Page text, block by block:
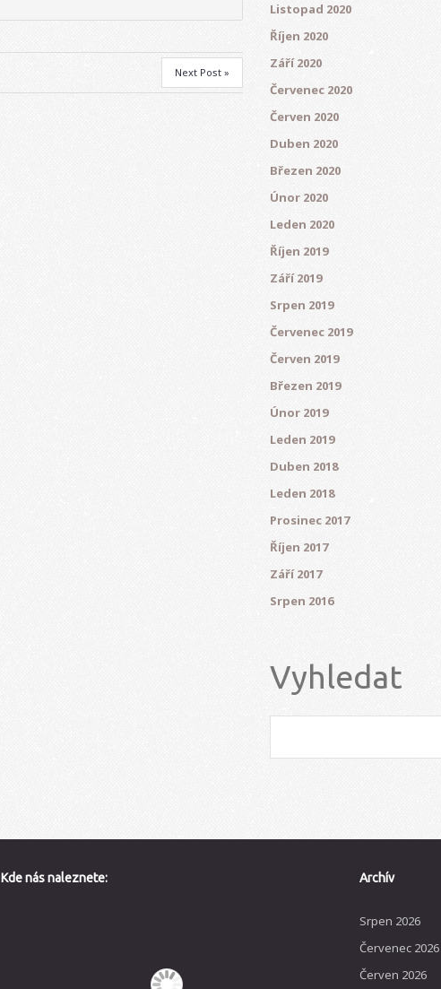
Next Post »
Listopad 2020
Říjen 2020
Září 2020
Červenec 2020
Červen 2020
Duben 2020
Březen 2020
Únor 2020
Leden 2020
Říjen 2019
Září 2019
Srpen 2019
Červenec 2019
Červen 2019
Březen 2019
Únor 2019
Leden 2019
Duben 2018
Leden 2018
Prosinec 2017
Říjen 2017
Září 2017
Srpen 2016
Vyhledat
Kde nás naleznete: Archív
Srpen 2026
Červenec 2026
Červen 2026